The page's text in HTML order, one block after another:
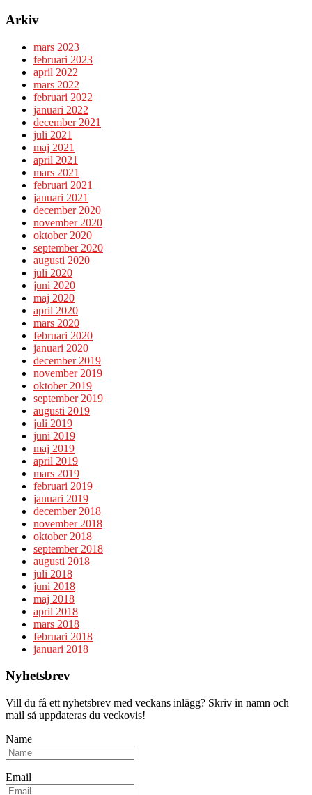
Arkiv
mars 2023
februari 2023
april 2022
mars 2022
februari 2022
januari 2022
december 2021
juli 2021
maj 2021
april 2021
mars 2021
februari 2021
januari 2021
december 2020
november 2020
oktober 2020
september 2020
augusti 2020
juli 2020
juni 2020
maj 2020
april 2020
mars 2020
februari 2020
januari 2020
december 2019
november 2019
oktober 2019
september 2019
augusti 2019
juli 2019
juni 2019
maj 2019
april 2019
mars 2019
februari 2019
januari 2019
december 2018
november 2018
oktober 2018
september 2018
augusti 2018
juli 2018
juni 2018
maj 2018
april 2018
mars 2018
februari 2018
januari 2018
Nyhetsbrev
Vill du få ett nyhetsbrev med veckans inlägg? Skriv in namn och
mail så uppdateras du veckovis!
Name
Email